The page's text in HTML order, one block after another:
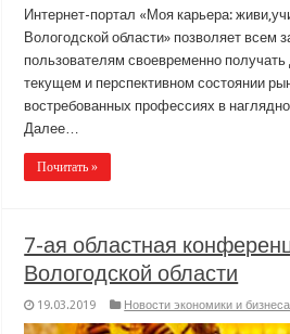
Интернет-портал «Моя карьера:
Вологодской области» позволяет всем
пользователям своевременно
текущем и перспективном состоянии
востребованных профессиях в
Далее…
Почитать »
7-ая областная
Вологодской области
19.03.2019 Новости экономики и бизнеса